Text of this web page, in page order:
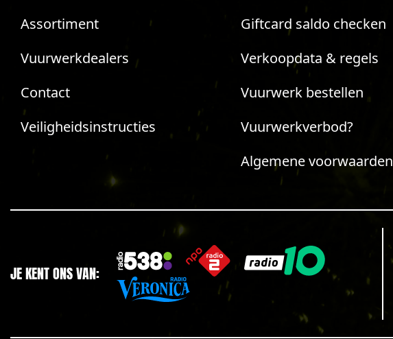
Assortiment
Vuurwerkdealers
Contact
Veiligheidsinstructies
Giftcard saldo checken
Verkoopdata & regels
Vuurwerk bestellen
Vuurwerkverbod?
Algemene voorwaarden
JE KENT ONS VAN: